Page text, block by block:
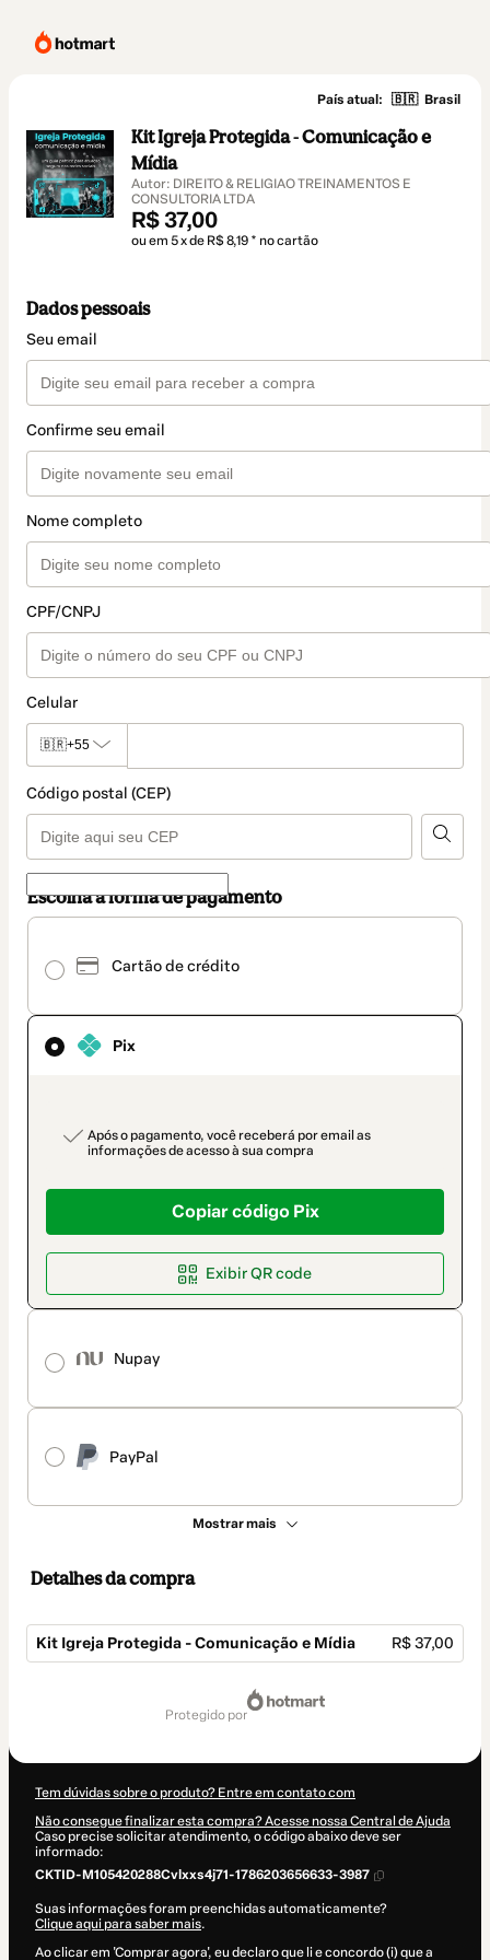
País atual: 🇧🇷 Brasil
Kit Igreja Protegida - Comunicação e
Mídia
Autor: DIREITO & RELIGIAO TREINAMENTOS E
CONSULTORIA LTDA
R$ 37,00
ou em 5 x de R$ 8,19 * no cartão
Dados pessoais
Seu email
Confirme seu email
Nome completo
CPF/CNPJ
Celular
🇧🇷+55
Código postal (CEP)
Escolha a forma de pagamento
Cartão de crédito
Pix
payment_data.section_title_v2
Após o pagamento, você receberá por email as
informações de acesso à sua compra
Copiar código Pix
Exibir QR code
Nupay
PayPal
Mostrar mais
Pix
como
de
pagamento
Detalhes da compra
Kit Igreja Protegida - Comunicação e Mídia R$ 37,00
protegido por
Tem dúvidas sobre o produto? Entre em contato com
Não consegue finalizar esta compra? Acesse nossa Central de Ajuda
Caso precise solicitar atendimento, o código abaixo deve ser
informado:
CKTID-M105420288Cvlxxs4j71-1786203656633-3987
Suas informações foram preenchidas automaticamente?
Clique aqui para saber mais.
Ao clicar em 'Comprar agora', eu declaro que li e concordo (i) que a